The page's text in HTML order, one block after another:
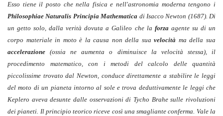
Esso tiene il posto che nella fisica e nell'astronomia moderna tengono i
Philosophiae Naturalis Principia Mathematica di Isacco Newton (1687). Di
un getto solo, dalla verità dovuta a Galileo che la forza agente su di un
corpo materiale in moto è la causa non della suavelocità ma della sua
accelerazione (ossia ne aumenta o diminuisce la velocità stessa), il
procedimento matematico, con i metodi del calcolo delle quantità
piccolissime trovato dal Newton, conduce direttamente a stabilire le leggi
del moto di un pianeta intorno al sole e trova deduttivamente le leggi che
Keplero aveva desunte dalle osservazioni di Tycho Brahe sulle rivoluzioni
dei pianeti. Il principio teorico riceve così una smagliante conferma. Vale la